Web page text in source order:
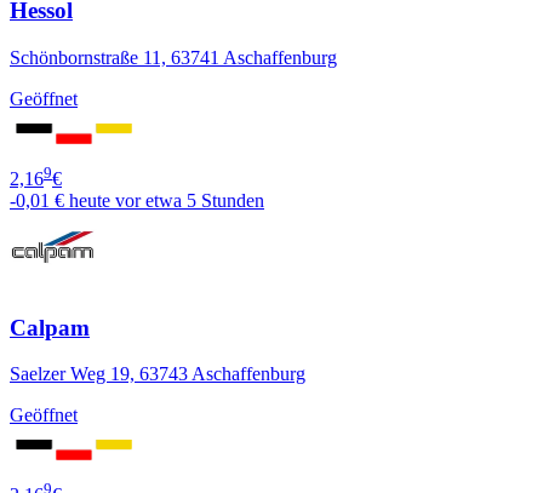
Hessol
Schönbornstraße 11, 63741 Aschaffenburg
Geöffnet
2,169€
-0,01 € heute vor etwa 5 Stunden
Calpam
Saelzer Weg 19, 63743 Aschaffenburg
Geöffnet
9